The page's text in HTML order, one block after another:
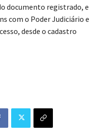
documento registrado, e
com o Poder Judiciário e
desde o cadastro